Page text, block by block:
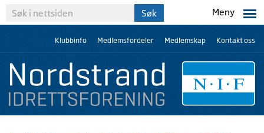
Meny
Klubbinfo Medlemsfordeler Medlemskap Kontakt oss